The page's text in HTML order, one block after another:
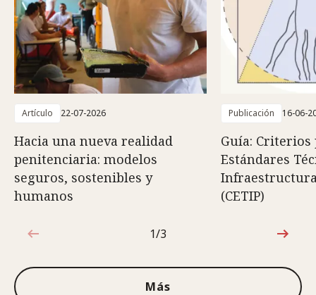
Artículo 22-07-2026
Hacia una nueva realidad
penitenciaria: modelos
seguros, sostenibles y
humanos
Publicación 16-06-
Guía: Criterios
Estándares
(CETIP)
1de3
1/3
Más